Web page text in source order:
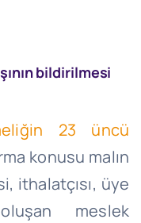
bildirilmesi
23 üncü
konusu malın
ithalatçısı, üye
meslek